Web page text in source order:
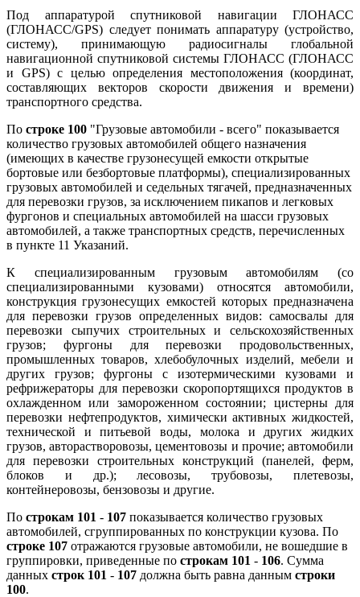
Под аппаратурой спутниковой навигации ГЛОНАСС
(ГЛОНАСС/GPS) следует понимать аппаратуру (устройство,
систему), принимающую радиосигналы глобальной
навигационной спутниковой системы ГЛОНАСС (ГЛОНАСС
и GPS) с целью определения местоположения (координат,
составляющих векторов скорости движения и времени)
транспортного средства.
По строке 100 "Грузовые автомобили - всего" показывается
количество грузовых автомобилей общего назначения
(имеющих в качестве грузонесущей емкости открытые
бортовые или безбортовые платформы), специализированных
грузовых автомобилей и седельных тягачей, предназначенных
для перевозки грузов, за исключением пикапов и легковых
фургонов и специальных автомобилей на шасси грузовых
автомобилей, а также транспортных средств, перечисленных
в пункте 11 Указаний.
К специализированным грузовым автомобилям (со
специализированными кузовами) относятся автомобили,
конструкция грузонесущих емкостей которых предназначена
для перевозки грузов определенных видов: самосвалы для
перевозки сыпучих строительных и сельскохозяйственных
грузов; фургоны для перевозки продовольственных,
промышленных товаров, хлебобулочных изделий, мебели и
других грузов; фургоны с изотермическими кузовами и
рефрижераторы для перевозки скоропортящихся продуктов в
охлажденном или замороженном состоянии; цистерны для
перевозки нефтепродуктов, химически активных жидкостей,
технической и питьевой воды, молока и других жидких
грузов, авторастворовозы, цементовозы и прочие; автомобили
для перевозки строительных конструкций (панелей, ферм,
блоков и др.); лесовозы, трубовозы, плетевозы,
контейнеровозы, бензовозы и другие.
По строкам 101 - 107 показывается количество грузовых
автомобилей, сгруппированных по конструкции кузова. По
строке 107 отражаются грузовые автомобили, не вошедшие в
группировки, приведенные по строкам 101 - 106. Сумма
данных строк 101 - 107 должна быть равна данным строки
100.